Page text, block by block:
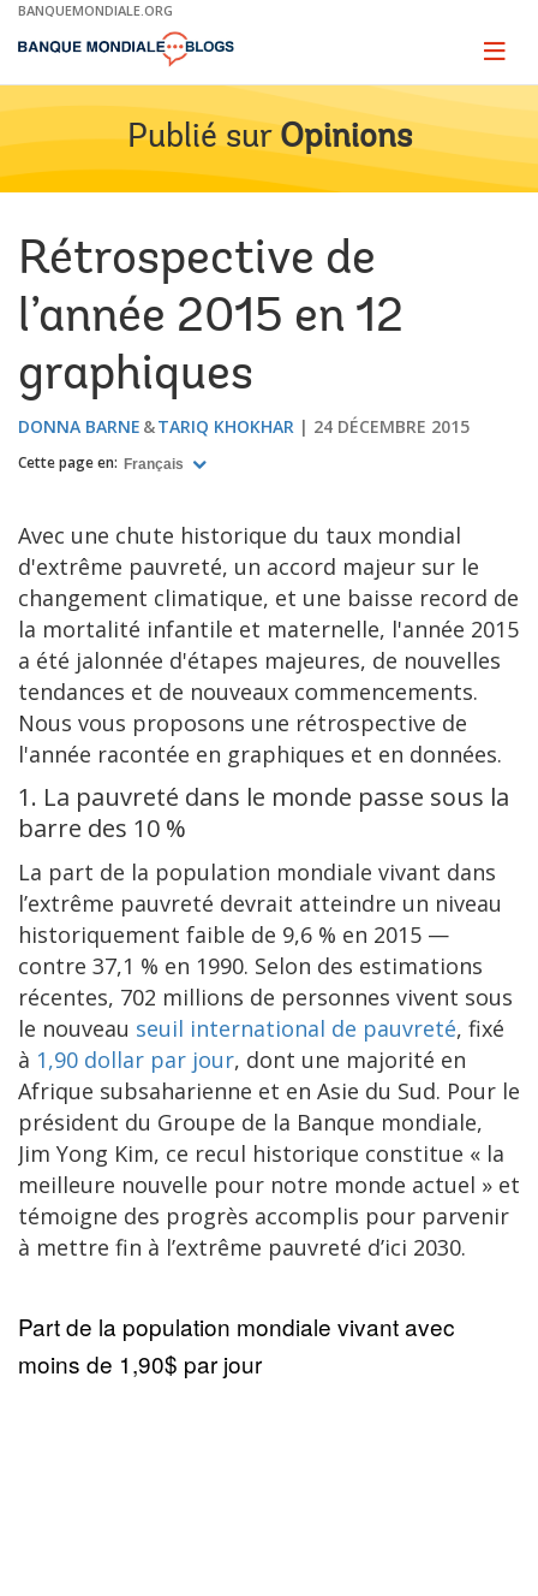
Skip
Main
BANQUEMONDIALE.ORG
Page
Publié sur Opinions
Rétrospective de
l’année 2015 en 12
graphiques
DONNA BARNE TARIQ KHOKHAR 24 DÉCEMBRE 2015
Cette page en: Français
Avec une chute historique du taux mondial
d'extrême pauvreté, un accord majeur sur le
changement climatique, et une baisse record de
la mortalité infantile et maternelle, l'année 2015
a été jalonnée d'étapes majeures, de nouvelles
tendances et de nouveaux commencements.
Nous vous proposons une rétrospective de
l'année racontée en graphiques et en données.
1. La pauvreté dans le monde passe sous la
barre des 10 %
La part de la population mondiale vivant dans
l’extrême pauvreté devrait atteindre un niveau
historiquement faible de 9,6 % en 2015 —
contre 37,1 % en 1990. Selon des estimations
récentes, 702 millions de personnes vivent sous
le nouveau seuil international de pauvreté, fixé
à 1,90 dollar par jour, dont une majorité en
Afrique subsaharienne et en Asie du Sud. Pour le
président du Groupe de la Banque mondiale,
Jim Yong Kim, ce recul historique constitue « la
meilleure nouvelle pour notre monde actuel » et
témoigne des progrès accomplis pour parvenir
à mettre fin à l’extrême pauvreté d’ici 2030.